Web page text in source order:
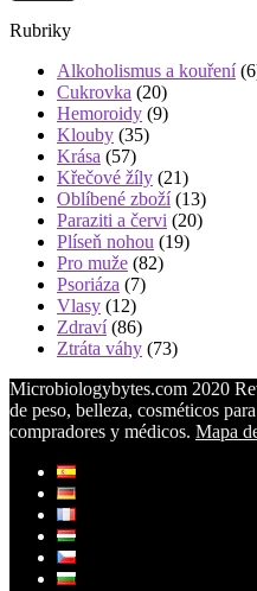
Rubriky
Alkoholismus a kouření
Cukrovka (20)
Hemoroidy (9)
Klouby (35)
Krása (57)
Křečové žíly (21)
Oblíbené zboží(13)
Paraziti a červi (20)
Plíseň nohou (19)
Pro muže (82)
Psoriáza (7)
Vlasy (12)
Zdraví(86)
Ztráta váhy (73)
Microbiologybytes.com 2020
de peso, belleza, cosméticos
compradores y médicos. Mapa